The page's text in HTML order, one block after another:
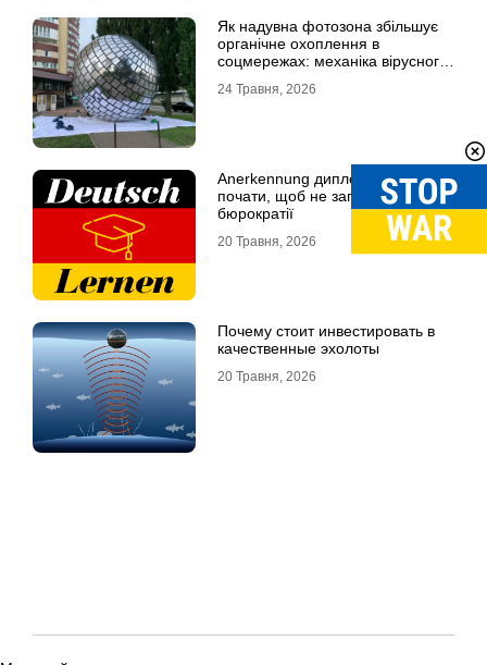
Як надувна фотозона збільшує
органічне охоплення в
соцмережах: механіка вірусного
24 Травня, 2026
Anerkennung диплома: з чого
почати, щоб не загубитись у
бюрократії
20 Травня, 2026
Почему стоит инвестировать в
качественные эхолоты
20 Травня, 2026